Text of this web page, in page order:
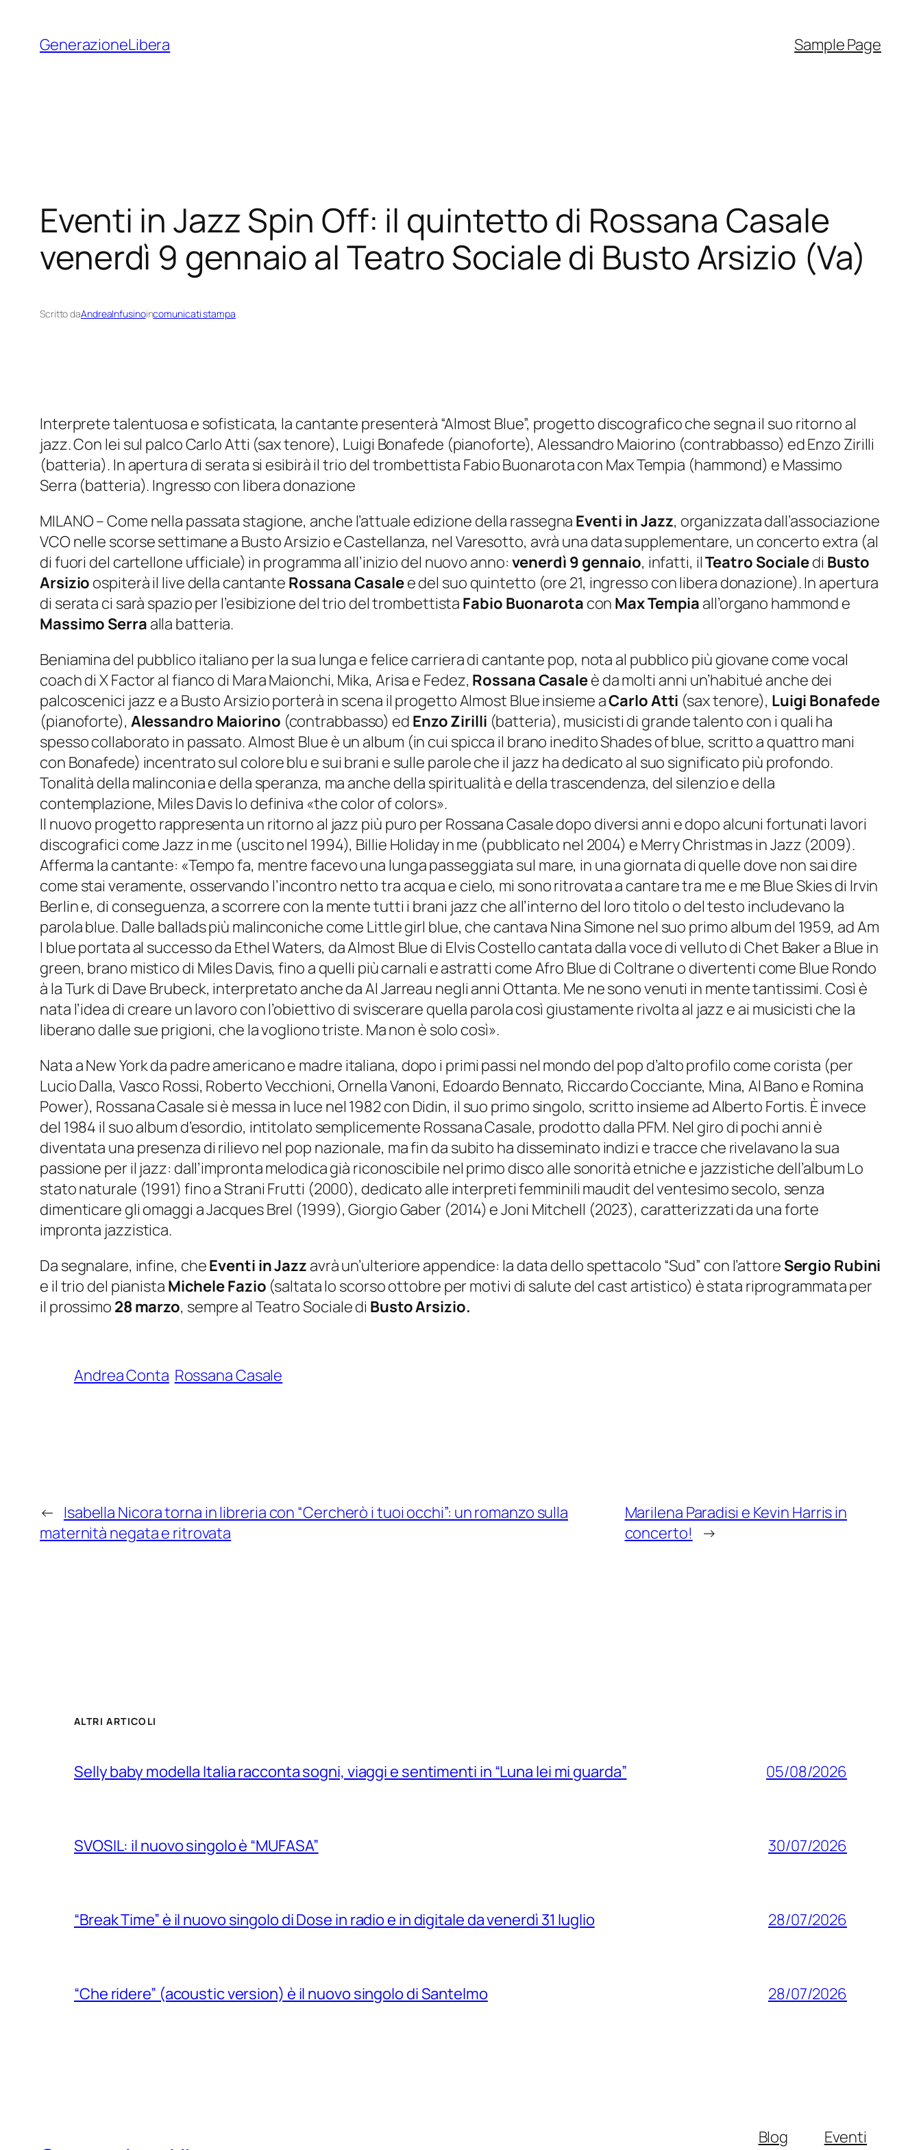
contenuto
GenerazioneLibera Sample Page
Eventi in Jazz Spin Off: il quintetto di Rossana Casale
venerdì 9 gennaio al Teatro Sociale di Busto Arsizio (Va)
Scritto daAndreaInfusinoincomunicati stampa
Interprete talentuosa e sofisticata, la cantante presenterà “Almost Blue”, progetto discografico che segna il suo ritorno al
jazz. Con lei sul palco Carlo Atti (sax tenore), Luigi Bonafede (pianoforte), Alessandro Maiorino (contrabbasso) ed Enzo Zirilli
(batteria). In apertura di serata si esibirà il trio del trombettista Fabio Buonarota con Max Tempia (hammond) e Massimo
Serra (batteria). Ingresso con libera donazione
MILANO – Come nella passata stagione, anche l’attuale edizione della rassegna Eventi in Jazz, organizzata dall’associazione
VCO nelle scorse settimane a Busto Arsizio e Castellanza, nel Varesotto, avrà una data supplementare, un concerto extra (al
di fuori del cartellone ufficiale) in programma all’inizio del nuovo anno: venerdì 9 gennaio, infatti, ilTeatro Socialedi Busto
Arsizio ospiterà il live della cantante Rossana Casalee del suo quintetto (ore 21, ingresso con libera donazione). In apertura
di serata ci sarà spazio per l’esibizione del trio del trombettista Fabio Buonarota con Max Tempia all’organo hammond e
Massimo Serra alla batteria.
Beniamina del pubblico italiano per la sua lunga e felice carriera di cantante pop, nota al pubblico più giovane come vocal
coach di X Factor al fianco di Mara Maionchi, Mika, Arisa e Fedez, Rossana Casaleè da molti anni un’habitué anche dei
palcoscenici jazz e a Busto Arsizio porterà in scena il progettoAlmost Blueinsieme aCarlo Atti (sax tenore), Luigi Bonafede
(pianoforte), Alessandro Maiorino (contrabbasso) ed Enzo Zirilli (batteria), musicisti di grande talento con i quali ha
spesso collaborato in passato.Almost Blue è un album (in cui spicca il brano ineditoShades of blue, scritto a quattro mani
con Bonafede) incentrato sul colore blu e sui brani e sulle parole che il jazz ha dedicato al suo significato più profondo.
Tonalità della malinconia e della speranza, ma anche della spiritualità e della trascendenza, del silenzio e della
contemplazione, Miles Davis lo definiva «the color of colors».
Il nuovo progetto rappresenta un ritorno al jazz più puro per Rossana Casale dopo diversi anni e dopo alcuni fortunati lavori
discografici comeJazz in me (uscito nel 1994), Billie Holiday in me (pubblicato nel 2004) e Merry Christmas in Jazz (2009).
Afferma la cantante: «Tempo fa, mentre facevo una lunga passeggiata sul mare, in una giornata di quelle dove non sai dire
come stai veramente, osservando l’incontro netto tra acqua e cielo, mi sono ritrovata a cantare tra me e me Blue Skiesdi Irvin
Berlin e, di conseguenza, a scorrere con la mente tutti i brani jazz che all’interno del loro titolo o del testo includevano la
parolablue. Dalle ballads più malinconiche come Little girl blue, che cantava Nina Simone nel suo primo album del 1959, adAm
I blueportata al successo da Ethel Waters, daAlmost Blue di Elvis Costello cantata dalla voce di velluto di Chet Baker a Blue in
green, brano mistico di Miles Davis, fino a quelli più carnali e astratti comeAfro Blue di Coltrane o divertenti come Blue Rondo
à la Turkdi Dave Brubeck, interpretato anche da Al Jarreau negli anni Ottanta. Me ne sono venuti in mente tantissimi. Così è
nata l’idea di creare un lavoro con l’obiettivo di sviscerare quella parola così giustamente rivolta al jazz e ai musicisti che la
liberano dalle sue prigioni, che la vogliono triste. Ma non è solo così».
Nata a New York da padre americano e madre italiana, dopo i primi passi nel mondo del pop d’alto profilo come corista (per
Lucio Dalla, Vasco Rossi, Roberto Vecchioni, Ornella Vanoni, Edoardo Bennato, Riccardo Cocciante, Mina, Al Bano e Romina
Power), Rossana Casale si è messa in luce nel 1982 con Didin, il suo primo singolo, scritto insieme ad Alberto Fortis. È invece
del 1984 il suo album d’esordio, intitolato semplicemente Rossana Casale, prodotto dalla PFM. Nel giro di pochi anni è
diventata una presenza di rilievo nel pop nazionale, ma fin da subito ha disseminato indizi e tracce che rivelavano la sua
passione per il jazz: dall’impronta melodica già riconoscibile nel primo disco alle sonorità etniche e jazzistiche dell’albumLo
stato naturale (1991) fino aStrani Frutti (2000), dedicato alle interpreti femminili maudit del ventesimo secolo, senza
dimenticare gli omaggi a Jacques Brel (1999), Giorgio Gaber (2014) e Joni Mitchell (2023), caratterizzati da una forte
impronta jazzistica.
Da segnalare, infine, cheEventi in Jazz avrà un’ulteriore appendice: la data dello spettacolo “Sud” con l’attore Sergio Rubini
e il trio del pianista Michele Fazio (saltata lo scorso ottobre per motivi di salute del cast artistico) è stata riprogrammata per
il prossimo 28 marzo, sempre al Teatro Sociale di Busto Arsizio.
Andrea Conta Rossana Casale
← Isabella Nicora torna in libreria con “Cercherò i tuoi occhi”: un romanzo sulla
maternità negata e ritrovata
Marilena Paradisi e Kevin Harris in
concerto!
→
ALTRI ARTICOLI
Selly baby modella Italia racconta sogni, viaggi e sentimenti in “Luna lei mi guarda” 05/08/2026
SVOSIL: il nuovo singolo è “MUFASA” 30/07/2026
“Break Time” è il nuovo singolo di Dose in radio e in digitale da venerdì 31 luglio 28/07/2026
“Che ridere” (acoustic version) è il nuovo singolo di Santelmo 28/07/2026
Blog
Eventi